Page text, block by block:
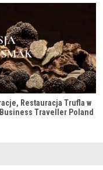
Restauracja Trufla w
Traveller Poland